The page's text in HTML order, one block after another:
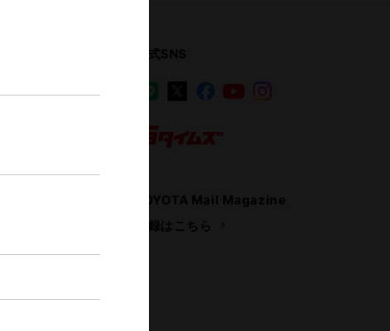
公式SNS
LINE Facebook
YouTube
TOYOTA Mail Magazine
登録はこちら